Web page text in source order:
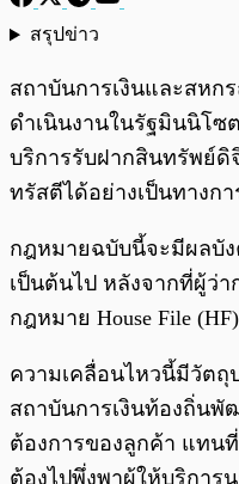
สรุปข่าว
สถาบันการเงินและสหก
ดำเนินงานในรัฐมินนิโซ
บริการรับฝากสินทรัพย์ดิ
ทรัสตีได้อย่างเป็นทางกา
กฎหมายฉบับนี้จะมีผลบั
เป็นต้นไป หลังจากที่ผู้ว่า
กฎหมาย House File
ความเคลื่อนไหวนี้มีวัตถุ
สถาบันการเงินท้องถิ่นพั
ต้องการของลูกค้า แทน
ต้องไปพึ่งพาผู้ให้บริการ